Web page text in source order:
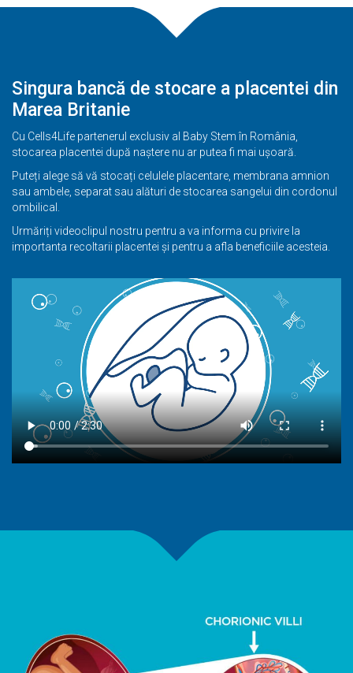
Singura bancă de stocare a placentei din
Marea Britanie
Cu Cells4Life partenerul exclusiv al Baby Stem în România,
stocarea placentei după naștere nu ar putea fi mai ușoară.
Puteți alege să vă stocați celulele placentare, membrana amnion
sau ambele, separat sau alături de stocarea sangelui din cordonul
ombilical.
Urmăriți videoclipul nostru pentru a va informa cu privire la
importanta recoltarii placentei și pentru a afla beneficiile acesteia.